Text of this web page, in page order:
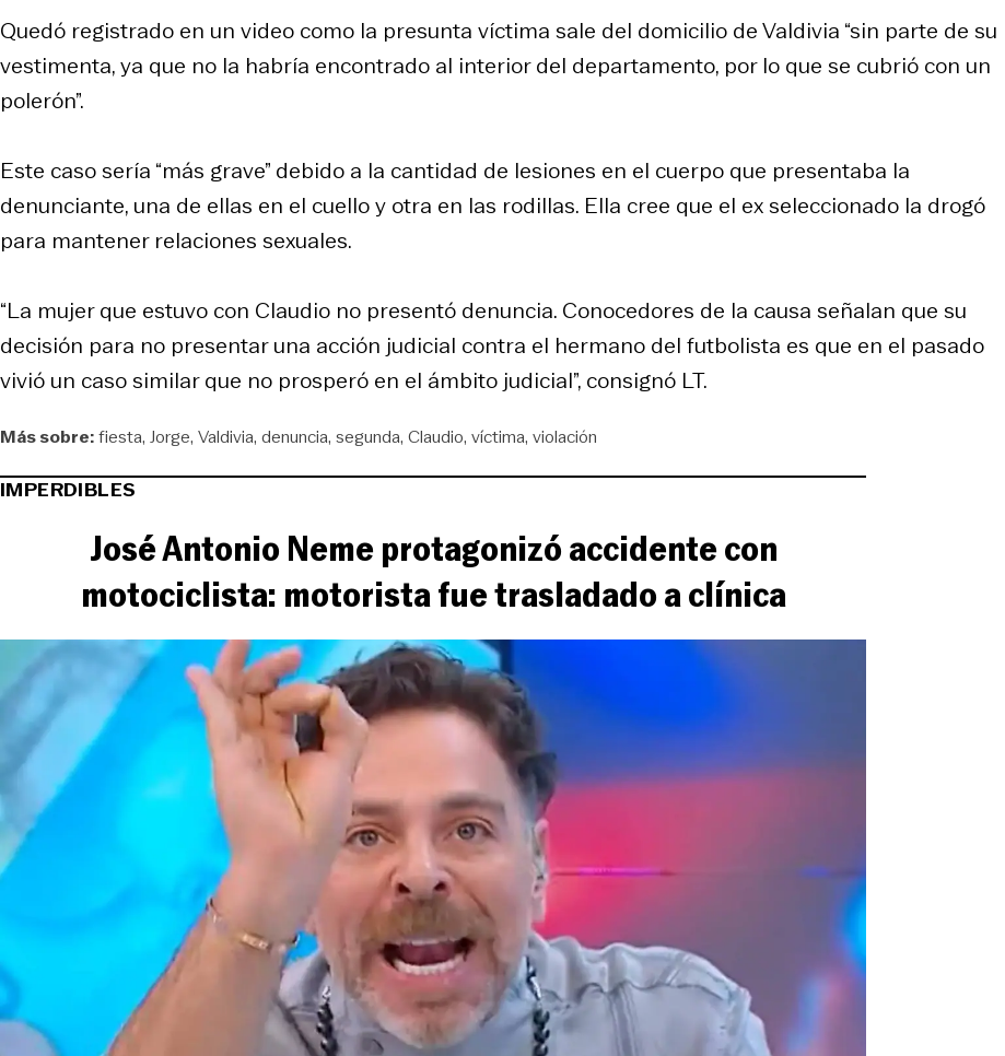
Quedó registrado en un video como la presunta víctima sale del domicilio de Valdivia “sin parte de su
vestimenta, ya que no la habría encontrado al interior del departamento, por lo que se cubrió con un
polerón”.
Este caso sería “más grave” debido a la cantidad de lesiones en el cuerpo que presentaba la
denunciante, una de ellas en el cuello y otra en las rodillas. Ella cree que el ex seleccionado la drogó
para mantener relaciones sexuales.
“La mujer que estuvo con Claudio no presentó denuncia. Conocedores de la causa señalan que su
decisión para no presentar una acción judicial contra el hermano del futbolista es que en el pasado
vivió un caso similar que no prosperó en el ámbito judicial”, consignó LT.
Más sobre:fiesta Jorge Valdivia denuncia segunda Claudio víctima violación
IMPERDIBLES
José Antonio Neme protagonizó accidente con
motociclista: motorista fue trasladado a clínica